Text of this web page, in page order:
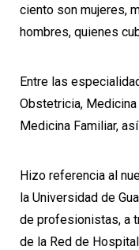
ciento son mujeres,
hombres, quienes
Entre las
Obstetricia,
Medicina Familiar,
Hizo referencia al
la Universidad de
de profesionistas, a
de la Red de